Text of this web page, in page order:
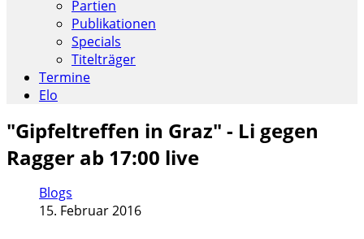
Partien
Publikationen
Specials
Titelträger
Termine
Elo
"Gipfeltreffen in Graz" - Li gegen
Ragger ab 17:00 live
Blogs
15. Februar 2016